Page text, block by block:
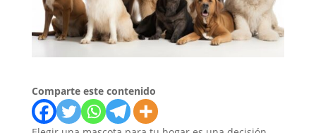
Comparte este contenido